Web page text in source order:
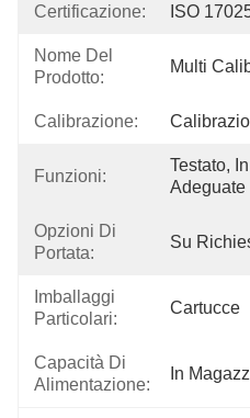
Certificazione: ISO
Nome Del
Prodotto:
Multi
Calibrazione:
Funzioni:
Testato,
Adeguate
Opzioni Di
Portata:
Su
Imballaggi
Particolari:
Cartucce
Capacità Di
Alimentazione:
In